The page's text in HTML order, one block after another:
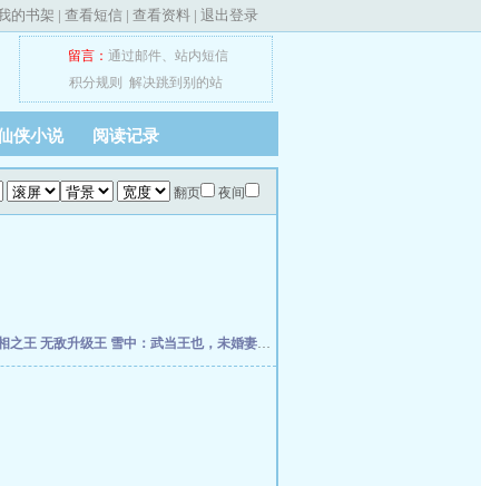
的书架 | 查看短信 | 查看资料 | 退出登录
留言： 通过邮件、 站内短信
积分规则
解决跳到别的站
侠小说 阅读记录
翻页 夜间
之王 无敌升级王 雪中：武当王也，未婚妻徐渭熊